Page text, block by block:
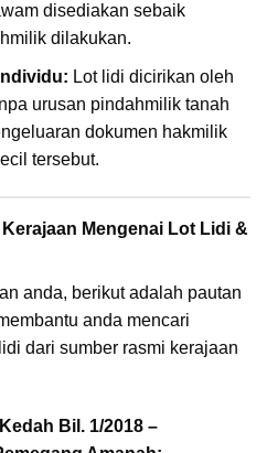
disediakan sebaik
dilakukan.
Lot lidi dicirikan oleh
urusan pindahmilik tanah
dokumen hakmilik
tersebut.
Mengenai Lot Lidi &
anda, berikut adalah pautan
anda mencari
dari sumber rasmi kerajaan
Bil. 1/2018 –